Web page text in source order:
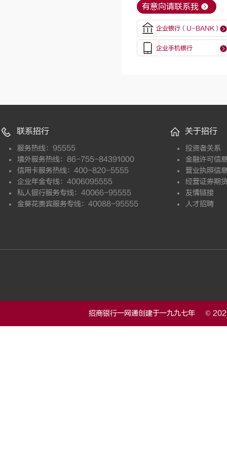
有意向请联系我
企业银行（U-BANK）
企业手机银行
联系招行
服务热线：95555
境外服务热线：86-755-84391000
信用卡服务热线：400-820-5555
企业年金专线：4006095555
私人银行服务专线：40066-95555
金葵花贵宾服务专线：40088-95555
关于招行
投资者关系
金融许可信
营业执照信
经营证券期
友情链接
人才招聘
招商银行一网通创建于一九九七年 ©